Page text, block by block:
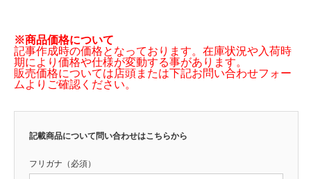
※商品価格について
記事作成時の価格となっております。在庫状況や入荷時
期により価格や仕様が変動する事があります。
販売価格については店頭または下記お問い合わせフォー
ムよりご確認ください。
記載商品について問い合わせはこちらから
フリガナ（必須）